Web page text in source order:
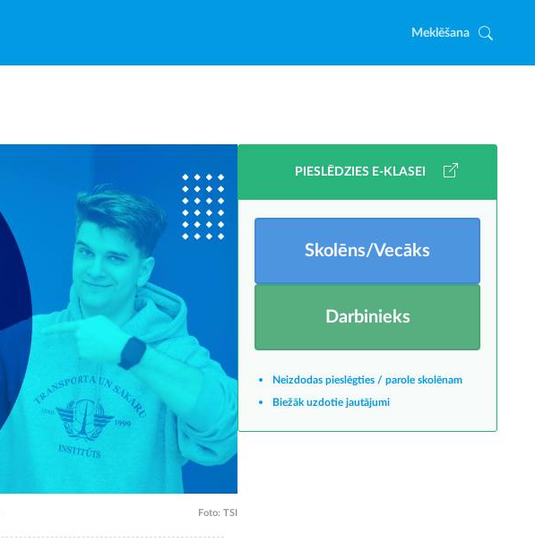
Meklēšana
Foto: TSI
PIESLĒDZIES E-KLASEI
Skolēns/Vecāks
Darbinieks
Neizdodas pieslēgties / parole skolēnam
Biežāk uzdotie jautājumi